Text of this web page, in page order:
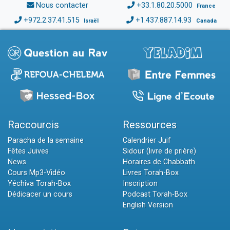
Nous contacter +33.1.80.20.5000 France
+972.2.37.41.515 Israël +1.437.887.14.93 Canada
Raccourcis
Paracha de la semaine
Fêtes Juives
News
Cours Mp3-Vidéo
Yéchiva Torah-Box
Dédicacer un cours
Ressources
Calendrier Juif
Sidour (livre de prière)
Horaires de Chabbath
Livres Torah-Box
Inscription
Podcast Torah-Box
English Version